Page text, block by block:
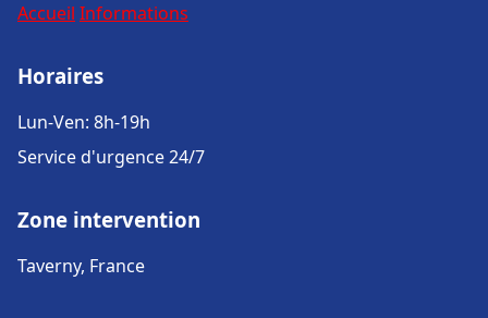
Accueil Informations
Horaires
Lun-Ven: 8h-19h
Service d'urgence 24/7
Zone intervention
Taverny, France